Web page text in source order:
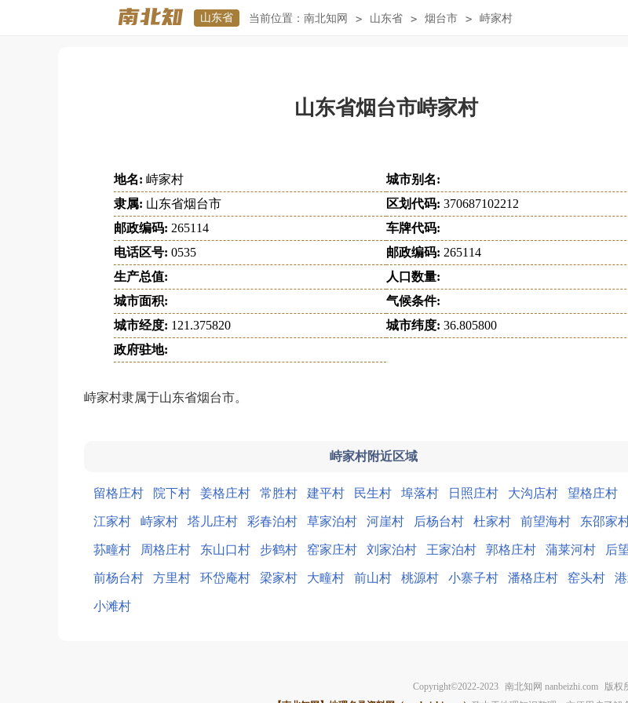
山东省 当前位置： 南北知网 > 山东省 > 烟台市 > 峙家村
山东省烟台市峙家村
地名: 峙家村
城市别名:
隶属: 山东省烟台市 区划代码: 370687102212
邮政编码: 265114
车牌代码:
电话区号: 0535 邮政编码: 265114
生产总值:
人口数量:
城市面积:
气候条件:
城市经度: 121.375820 城市纬度: 36.805800
政府驻地:
峙家村隶属于山东省烟台市。
峙家村附近区域
留格庄村 院下村 姜格庄村 常胜村 建平村 民生村 埠落村 日照庄村 大沟店村 望格庄村
江家村 峙家村 塔儿庄村 彩春泊村 草家泊村 河崖村 后杨台村 杜家村 前望海村 东邵家
荪疃村 周格庄村 东山口村 步鹤村 窑家庄村 刘家泊村 王家泊村 郭格庄村 蒲莱河村 后
前杨台村 方里村 环岱庵村 梁家村 大疃村 前山村 桃源村 小寨子村 潘格庄村 窑头村
小滩村
Copyright©2022-2023 南北知网 nanbeizhi.com
版权